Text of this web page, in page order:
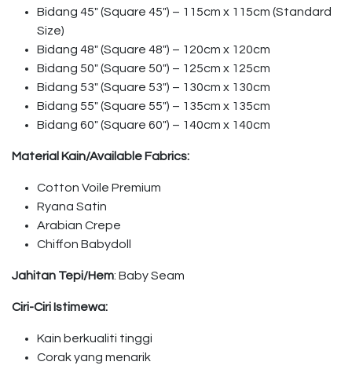
Bidang 45″ (Square 45″) – 115cm x 115cm (Standard
Size)
Bidang 48″ (Square 48″) – 120cm x 120cm
Bidang 50″ (Square 50″) – 125cm x 125cm
Bidang 53″ (Square 53″) – 130cm x 130cm
Bidang 55″ (Square 55″) – 135cm x 135cm
Bidang 60″ (Square 60″) – 140cm x 140cm
Material Kain/Available Fabrics:
Cotton Voile Premium
Ryana Satin
Arabian Crepe
Chiffon Babydoll
Jahitan Tepi/Hem: Baby Seam
Ciri-Ciri Istimewa:
Kain berkualiti tinggi
Corak yang menarik